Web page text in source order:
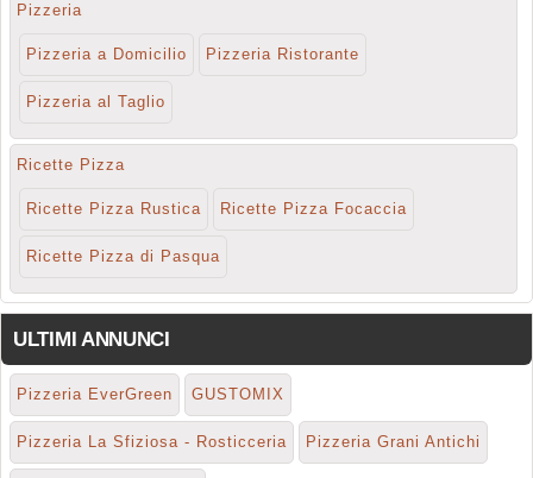
Pizzeria
Pizzeria a Domicilio Pizzeria Ristorante
Pizzeria al Taglio
Ricette Pizza
Ricette Pizza Rustica Ricette Pizza Focaccia
Ricette Pizza di Pasqua
ULTIMI ANNUNCI
Pizzeria EverGreen GUSTOMIX
Pizzeria La Sfiziosa - Rosticceria Pizzeria Grani Antichi